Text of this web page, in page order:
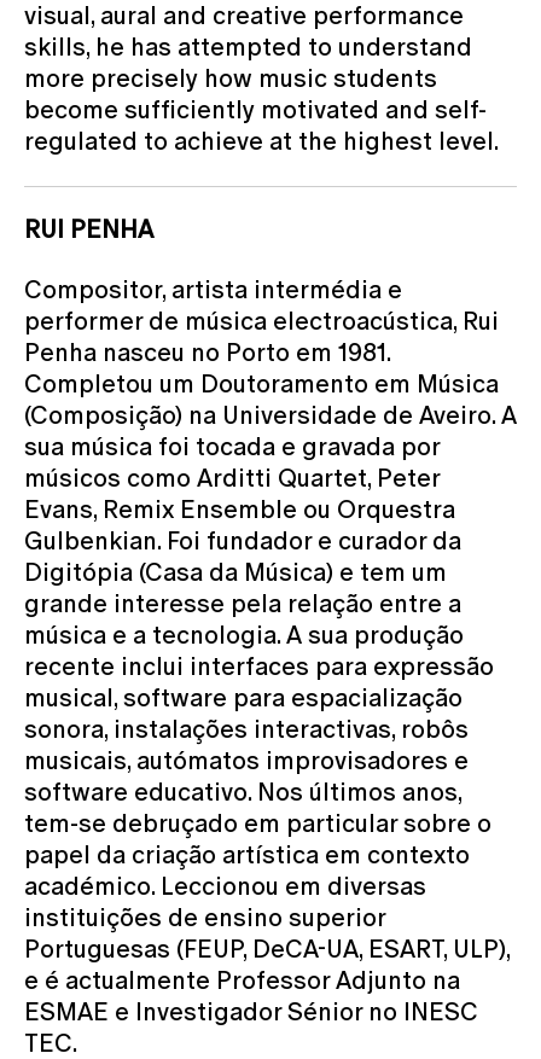
visual, aural and creative performance
skills, he has attempted to understand
more precisely how music students
become sufficiently motivated and self-
regulated to achieve at the highest level.
RUI PENHA
Compositor, artista intermédia e
performer de música electroacústica, Rui
Penha nasceu no Porto em 1981.
Completou um Doutoramento em Música
(Composição) na Universidade de Aveiro. A
sua música foi tocada e gravada por
músicos como Arditti Quartet, Peter
Evans, Remix Ensemble ou Orquestra
Gulbenkian. Foi fundador e curador da
Digitópia (Casa da Música) e tem um
grande interesse pela relação entre a
música e a tecnologia. A sua produção
recente inclui interfaces para expressão
musical, software para espacialização
sonora, instalações interactivas, robôs
musicais, autómatos improvisadores e
software educativo. Nos últimos anos,
tem-se debruçado em particular sobre o
papel da criação artística em contexto
académico. Leccionou em diversas
instituições de ensino superior
Portuguesas (FEUP, DeCA-UA, ESART, ULP),
e é actualmente Professor Adjunto na
ESMAE e Investigador Sénior no INESC
TEC.